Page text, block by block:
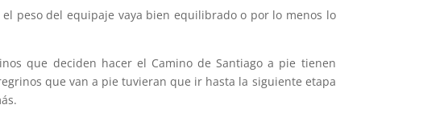
peso del equipaje vaya bien equilibrado o por lo menos lo
que deciden hacer el Camino de Santiago a pie tienen
que van a pie tuvieran que ir hasta la siguiente etapa